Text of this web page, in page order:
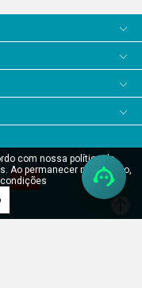
com nossa política de
Ao permanecer navegando,